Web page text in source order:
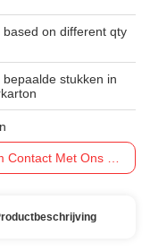
stukken in
Contact Met Ons Op